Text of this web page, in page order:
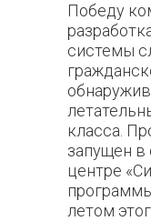
Победу
системы
класса.
запущен в
центре
летом